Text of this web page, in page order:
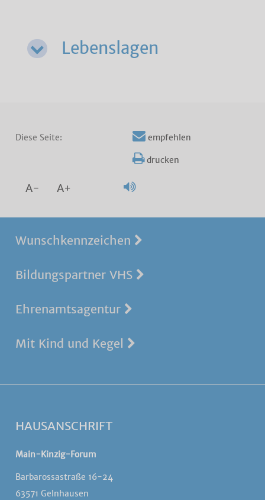
Lebenslagen
Diese Seite: empfehlen
drucken
A- A+
Wunschkennzeichen
Bildungspartner VHS
Ehrenamtsagentur
Mit Kind und Kegel
HAUSANSCHRIFT
Main-Kinzig-Forum
Barbarossastraße 16-24
63571 Gelnhausen